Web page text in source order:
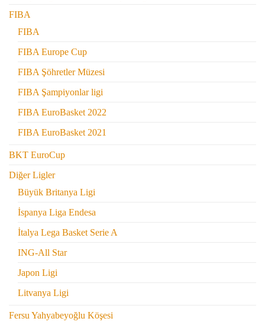
FIBA
FIBA
FIBA Europe Cup
FIBA Şöhretler Müzesi
FIBA Şampiyonlar ligi
FIBA EuroBasket 2022
FIBA EuroBasket 2021
BKT EuroCup
Diğer Ligler
Büyük Britanya Ligi
İspanya Liga Endesa
İtalya Lega Basket Serie A
ING-All Star
Japon Ligi
Litvanya Ligi
Fersu Yahyabeyoğlu Köşesi